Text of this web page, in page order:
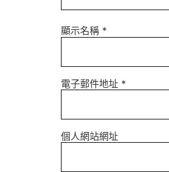
顯示名稱 *
電子郵件地址 *
個人網站網址